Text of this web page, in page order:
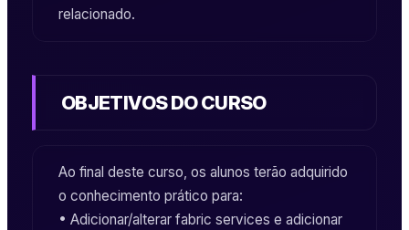
relacionado.
OBJETIVOS DO CURSO
Ao final deste curso, os alunos terão adquirido
o conhecimento prático para:
• Adicionar/alterar fabric services e adicionar